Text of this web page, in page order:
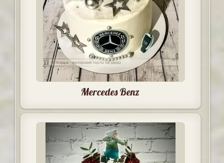
Mercedes Benz